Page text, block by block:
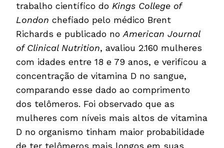
trabalho científico do Kings College of
London chefiado pelo médico Brent
Richards e publicado noAmerican Journal
of Clinical Nutrition, avaliou 2.160 mulheres
com idades entre 18 e 79 anos, e verificou a
concentração de vitamina D no sangue,
comparando esse dado ao comprimento
dos telômeros. Foi observado que as
mulheres com níveis mais altos de vitamina
D no organismo tinham maior probabilidade
de ter telômeros mais longos em suas